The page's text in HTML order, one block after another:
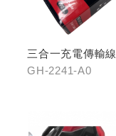
三合一充電傳輸線
GH-2241-A0